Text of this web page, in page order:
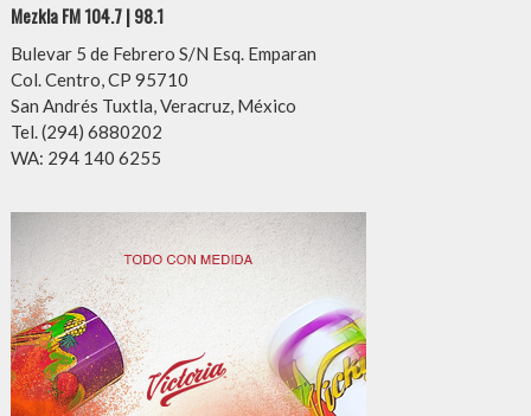
Mezkla FM 104.7 | 98.1
Bulevar 5 de Febrero S/N Esq. Emparan
Col. Centro, CP 95710
San Andrés Tuxtla, Veracruz, México
Tel. (294) 6880202
WA: 294 140 6255